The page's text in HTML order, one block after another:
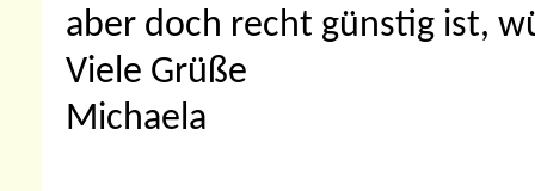
aber doch recht günstig ist,
Viele Grüße
Michaela